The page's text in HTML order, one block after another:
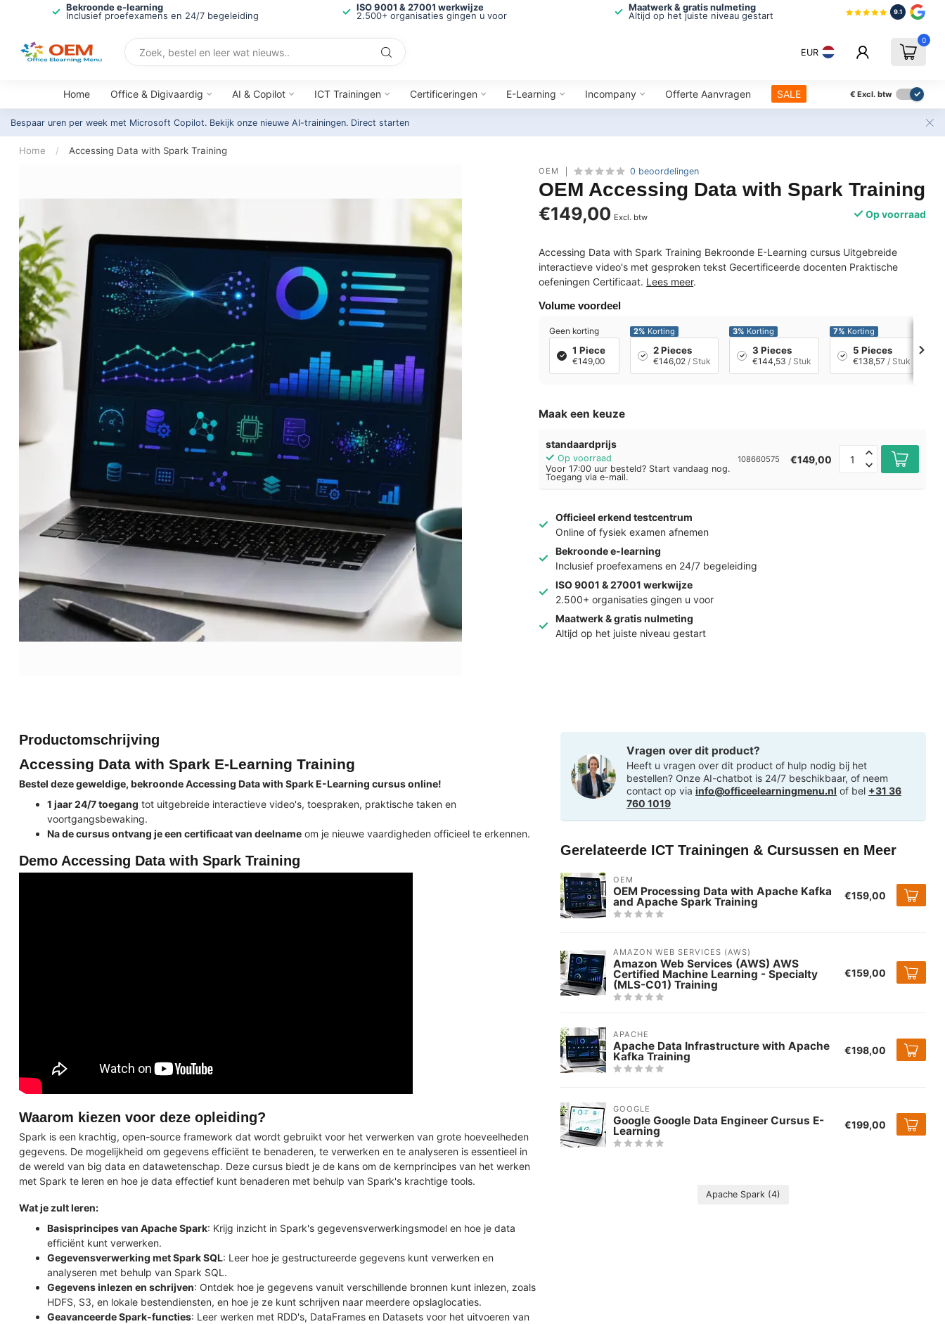
Bekroonde e-learning
Inclusief proefexamens en 24/7 begeleiding
ISO 9001 & 27001 werkwijze
2.500+ organisaties gingen u voor
Maatwerk & gratis nulmeting
Altijd op het juiste niveau gestart
9.1
EUR
0
Home Office & Digivaardig AI & Copilot ICT Trainingen Certificeringen E-Learning Incompany Offerte Aanvragen SALE € Excl. btw
Bespaar uren per week met Microsoft Copilot. Bekijk onze nieuwe AI-trainingen. Direct starten
Home / Accessing Data with Spark Training
OEM 0 beoordelingen
OEM Accessing Data with Spark Training
€149,00 Excl. btw Op voorraad
Accessing Data with Spark Training Bekroonde E-Learning cursus Uitgebreide
interactieve video's met gesproken tekst Gecertificeerde docenten Praktische
oefeningen Certificaat. Lees meer.
Volume voordeel
Geen korting
1 Piece
€149,00
2% Korting
2 Pieces
€146,02 / Stuk
3% Korting
3 Pieces
€144,53 / Stuk
7% Korting
5 Pieces
€138,57 / Stuk
Maak een keuze
standaardprijs
Op voorraad
Voor 17:00 uur besteld? Start vandaag nog.
Toegang via e-mail.
108660575 €149,00
Officieel erkend testcentrum
Online of fysiek examen afnemen
Bekroonde e-learning
Inclusief proefexamens en 24/7 begeleiding
ISO 9001 & 27001 werkwijze
2.500+ organisaties gingen u voor
Maatwerk & gratis nulmeting
Altijd op het juiste niveau gestart
Productomschrijving
Accessing Data with Spark E-Learning Training
Bestel deze geweldige, bekroonde Accessing Data with Spark E-Learning cursus online!
1 jaar 24/7 toegang tot uitgebreide interactieve video's, toespraken, praktische taken en
voortgangsbewaking.
Na de cursus ontvang je een certificaat van deelname om je nieuwe vaardigheden officieel te erkennen.
Demo Accessing Data with Spark Training
Waarom kiezen voor deze opleiding?
Spark is een krachtig, open-source framework dat wordt gebruikt voor het verwerken van grote hoeveelheden
gegevens. De mogelijkheid om gegevens efficiënt te benaderen, te verwerken en te analyseren is essentieel in
de wereld van big data en datawetenschap. Deze cursus biedt je de kans om de kernprincipes van het werken
met Spark te leren en hoe je data effectief kunt benaderen met behulp van Spark's krachtige tools.
Wat je zult leren:
Basisprincipes van Apache Spark: Krijg inzicht in Spark's gegevensverwerkingsmodel en hoe je data
efficiënt kunt verwerken.
Gegevensverwerking met Spark SQL: Leer hoe je gestructureerde gegevens kunt verwerken en
analyseren met behulp van Spark SQL.
Gegevens inlezen en schrijven: Ontdek hoe je gegevens vanuit verschillende bronnen kunt inlezen, zoals
HDFS, S3, en lokale bestendiensten, en hoe je ze kunt schrijven naar meerdere opslaglocaties.
Geavanceerde Spark-functies: Leer werken met RDD's, DataFrames en Datasets voor het uitvoeren van
Vragen over dit product?
Heeft u vragen over dit product of hulp nodig bij het
bestellen? Onze AI-chatbot is 24/7 beschikbaar, of neem
contact op via info@officeelearningmenu.nl of bel +31 36
760 1019
Gerelateerde ICT Trainingen & Cursussen en Meer
OEM
OEM Processing Data with Apache Kafka
and Apache Spark Training €159,00
AMAZON WEB SERVICES (AWS)
Amazon Web Services (AWS) AWS
Certified Machine Learning - Specialty
(MLS-C01) Training
€159,00
APACHE
Apache Data Infrastructure with Apache
Kafka Training €198,00
GOOGLE
Google Google Data Engineer Cursus E-
Learning €199,00
Apache Spark (4)